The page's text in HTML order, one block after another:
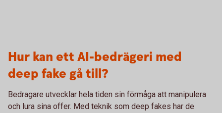
Hur kan ett AI-bedrägeri med
deep fake gå till?
Bedragare utvecklar hela tiden sin förmåga att manipulera
och lura sina offer. Med teknik som deep fakes har de